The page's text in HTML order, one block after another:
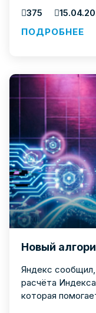
375
ПОДРОБНЕЕ
Новый
Яндекс
расчёта
которая